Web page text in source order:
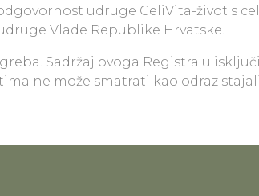
udruge CeliVita-život s
Vlade Republike Hrvatske.
Sadržaj ovoga Registra u
ne može smatrati kao odraz